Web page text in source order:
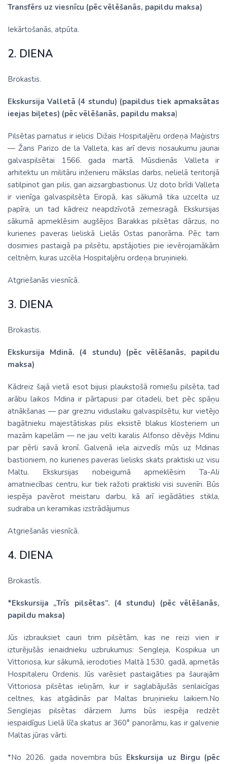
Transfērs uz viesnīcu (pēc vēlēšanās, papildu maksa)
Iekārtošanās, atpūta.
2. DIENA
Brokastis.
Ekskursija Valletā (4 stundu) (papildus tiek apmaksātas
ieejas biļetes) (pēc vēlēšanās, papildu maksa)
Pilsētas pamatus ir ielicis Dižais Hospitaljēru ordeņa Maģistrs
— Žans Parizo de la Valleta, kas arī devis nosaukumu jaunai
galvaspilsētai 1566. gada martā. Mūsdienās Valleta ir
arhitektu un militāru inženieru mākslas darbs, nelielā teritorijā
satilpinot gan pilis, gan aizsargbastionus. Uz doto brīdi Valleta
ir vienīga galvaspilsēta Eiropā, kas sākumā tika uzcelta uz
papīra, un tad kādreiz neapdzīvotā zemesragā. Ekskursijas
sākumā apmeklēsim augšējos Barakkas pilsētas dārzus, no
kurienes paveras lieliskā Lielās Ostas panorāma. Pēc tam
dosimies pastaigā pa pilsētu, apstājoties pie ievērojamākām
celtnēm, kuras uzcēla Hospitaljēru ordeņa bruņinieki.
Atgriešanās viesnīcā.
3. DIENA
Brokastis.
Ekskursija Mdinā. (4 stundu) (pēc vēlēšanās, papildu
maksa)
Kādreiz šajā vietā esot bijusi plaukstošā romiešu pilsēta, tad
arābu laikos Mdina ir pārtapusi par citadeli, bet pēc spāņu
atnākšanas — par greznu viduslaiku galvaspilsētu, kur vietējo
bagātnieku majestātiskas pilis eksistē blakus klosteriem un
mazām kapelām — ne jau velti karalis Alfonso dēvējis Mdinu
par pērli savā kronī. Galvenā iela aizvedīs mūs uz Mdinas
bastioniem, no kurienes paveras lielisks skats praktiski uz visu
Maltu. Ekskursijas nobeigumā apmeklēsim Ta-Ali
amatniecības centru, kur tiek ražoti praktiski visi suvenīri. Būs
iespēja pavērot meistaru darbu, kā arī iegādāties stikla,
sudraba un keramikas izstrādājumus
Atgriešanās viesnīcā.
4. DIENA
Brokastīs.
*Ekskursija „Trīs pilsētas”. (4 stundu) (pēc vēlēšanās,
papildu maksa)
Jūs izbrauksiet cauri trim pilsētām, kas ne reizi vien ir
izturējušās ienaidnieku uzbrukumus: Sengleja, Kospikua un
Vittoriosa, kur sākumā, ierodoties Maltā 1530. gadā, apmetās
Hospitaleru Ordenis. Jūs varēsiet pastaigāties pa šaurajām
Vittoriosa pilsētas ieliņām, kur ir saglabājušās senlaicīgas
celtnes, kas atgādinās par Maltas bruņinieku laikiem.No
Senglejas pilsētas dārziem Jums būs iespēja redzēt
iespaidīgus Lielā līča skatus ar 360° panorāmu, kas ir galvenie
Maltas jūras vārti.
*No 2026. gada novembra būs Ekskursija uz Birgu (pēc